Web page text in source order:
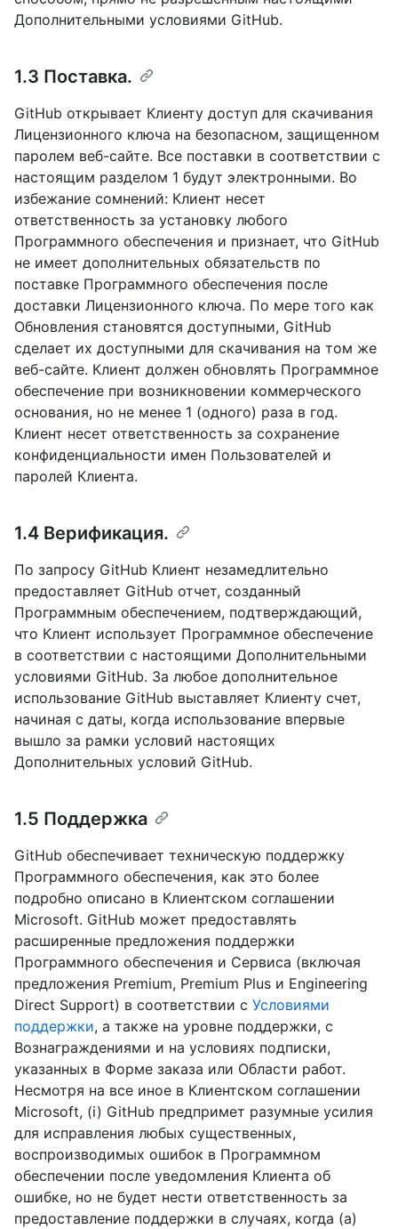
Дополнительными условиями GitHub.
1.3 Поставка.
GitHub открывает Клиенту доступ для скачивания
Лицензионного ключа на безопасном, защищенном
паролем веб-сайте. Все поставки в соответствии с
настоящим разделом 1 будут электронными. Во
избежание сомнений: Клиент несет
ответственность за установку любого
Программного обеспечения и признает, что GitHub
не имеет дополнительных обязательств по
поставке Программного обеспечения после
доставки Лицензионного ключа. По мере того как
Обновления становятся доступными, GitHub
сделает их доступными для скачивания на том же
веб-сайте. Клиент должен обновлять Программное
обеспечение при возникновении коммерческого
основания, но не менее 1 (одного) раза в год.
Клиент несет ответственность за сохранение
конфиденциальности имен Пользователей и
паролей Клиента.
1.4 Верификация.
По запросу GitHub Клиент незамедлительно
предоставляет GitHub отчет, созданный
Программным обеспечением, подтверждающий,
что Клиент использует Программное обеспечение
в соответствии с настоящими Дополнительными
условиями GitHub. За любое дополнительное
использование GitHub выставляет Клиенту счет,
начиная с даты, когда использование впервые
вышло за рамки условий настоящих
Дополнительных условий GitHub.
1.5 Поддержка
GitHub обеспечивает техническую поддержку
Программного обеспечения, как это более
подробно описано в Клиентском соглашении
Microsoft. GitHub может предоставлять
расширенные предложения поддержки
Программного обеспечения и Сервиса (включая
предложения Premium, Premium Plus и Engineering
Direct Support) в соответствии с Условиями
поддержки, а также на уровне поддержки, с
Вознаграждениями и на условиях подписки,
указанных в Форме заказа или Области работ.
Несмотря на все иное в Клиентском соглашении
Microsoft, (i) GitHub предпримет разумные усилия
для исправления любых существенных,
воспроизводимых ошибок в Программном
обеспечении после уведомления Клиента об
ошибке, но не будет нести ответственность за
предоставление поддержки в случаях, когда (a)